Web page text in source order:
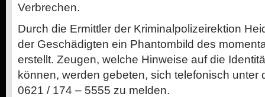
Verbrechen.
Durch die Ermittler der Kriminalpolizeirektion
der Geschädigten ein Phantombild des
erstellt. Zeugen, welche Hinweise auf die
können, werden gebeten, sich telefonisch unter
0621 / 174 – 5555 zu melden.